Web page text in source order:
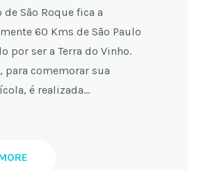
São Roque fica a
60 Kms de São Paulo
por ser a Terra do Vinho.
para comemorar sua
é realizada…